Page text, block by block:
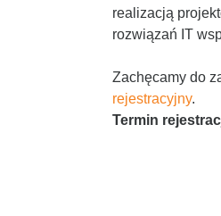
realizacją
rozwiązań IT
Zachęcamy do
rejestracyjny.
Termin